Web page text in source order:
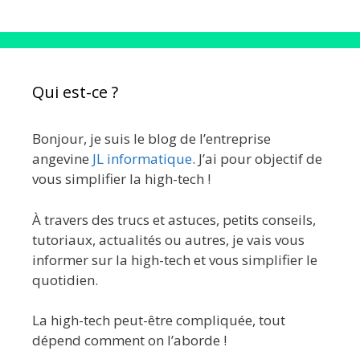
Qui est-ce ?
Bonjour, je suis le blog de l’entreprise
angevine JL informatique. J’ai pour objectif de
vous simplifier la high-tech !
À travers des trucs et astuces, petits conseils,
tutoriaux, actualités ou autres, je vais vous
informer sur la high-tech et vous simplifier le
quotidien.
La high-tech peut-être compliquée, tout
dépend comment on l’aborde !